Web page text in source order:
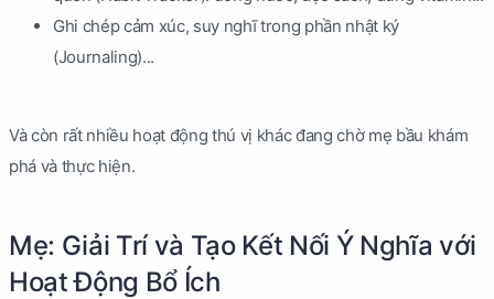
Ghi chép cảm xúc, suy nghĩ trong phần nhật ký
(Journaling)...
Và còn rất nhiều hoạt động thú vị khác đang chờ mẹ bầu khám
phá và thực hiện.
Mẹ: Giải Trí và Tạo Kết Nối Ý Nghĩa với
Hoạt Động Bổ Ích